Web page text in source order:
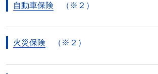
自動車保険 （※２）
火災保険 （※２）